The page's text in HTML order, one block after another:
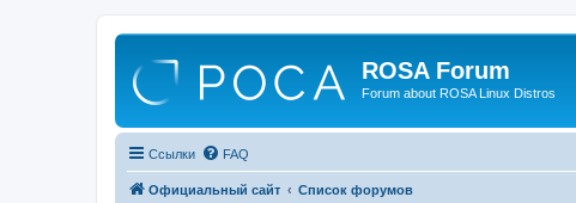
ROSA Forum
Forum about ROSA Linux Distros
Ссылки FAQ
Официальный сайт Список форумов